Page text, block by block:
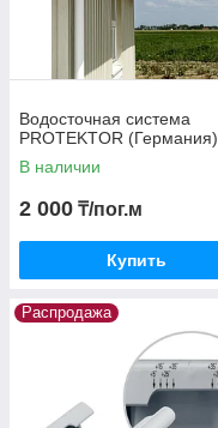
Водосточная система
PROTEKTOR (Германия)
В наличии
2 000 ₸/пог.м
Купить
Распродажа